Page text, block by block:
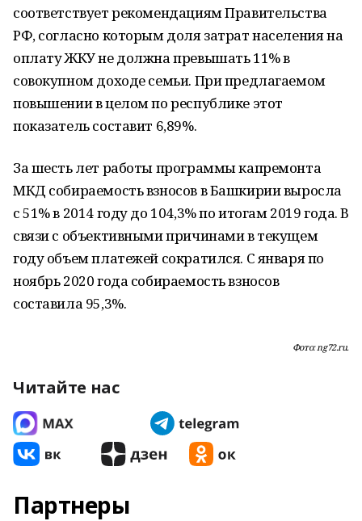
соответствует рекомендациям Правительства
РФ, согласно которым доля затрат населения на
оплату ЖКУ не должна превышать 11% в
совокупном доходе семьи. При предлагаемом
повышении в целом по республике этот
показатель составит 6,89%.
За шесть лет работы программы капремонта
МКД собираемость взносов в Башкирии выросла
с 51% в 2014 году до 104,3% по итогам 2019 года. В
связи с объективными причинами в текущем
году объем платежей сократился. С января по
ноябрь 2020 года собираемость взносов
составила 95,3%.
Фото: ng72.ru.
Читайте нас
Партнеры